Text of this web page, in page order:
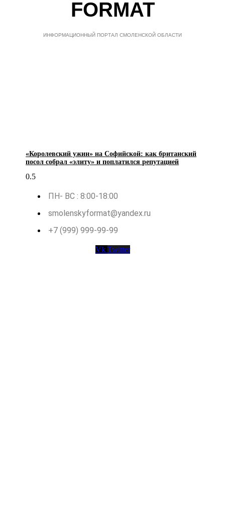
FORMAT
ИНФОРМАЦИОННЫЙ ПОРТАЛ СМОЛЕНСКОЙ ОБЛАСТИ
«Королевский ужин» на Софийской: как британский
посол собрал «элиту» и поплатился репутацией
ПН- ВС : 8:00-18:00
smolenskyformat@yandex.ru
+7 (999) 999-99-99
Vk Twitter